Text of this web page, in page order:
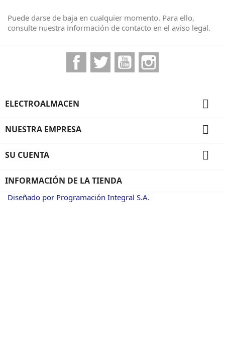
Puede darse de baja en cualquier momento. Para ello,
consulte nuestra información de contacto en el aviso legal.
FacebookTwitter YouTube
ELECTROALMACEN 
NUESTRA EMPRESA 
SU CUENTA 
INFORMACIÓN DE LA TIENDA
Diseñado por Programación Integral S.A.